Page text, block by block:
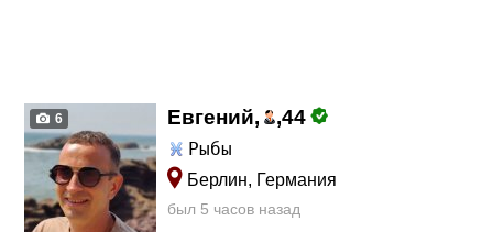
6 Евгений, ,44
Рыбы
Берлин, Германия
был 5 часов назад